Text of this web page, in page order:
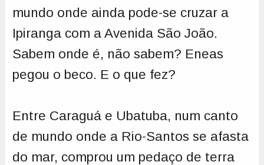
mundo onde ainda pode-se cruzar a
Ipiranga com a Avenida São João.
Sabem onde é, não sabem? Eneas
pegou o beco. E o que fez?
Entre Caraguá e Ubatuba, num canto
de mundo onde a Rio-Santos se afasta
do mar, comprou um pedaço de terra